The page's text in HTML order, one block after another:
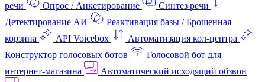
речи
Опрос / Анкетирование
Синтез речи
Детектирование АИ
Реактивация базы / Брошенная
корзина
API Voicebox
Автоматизация кол‑центра
Конструктор голосовых ботов
Голосовой бот для
интернет‑магазина
Автоматический исходящий обзвон